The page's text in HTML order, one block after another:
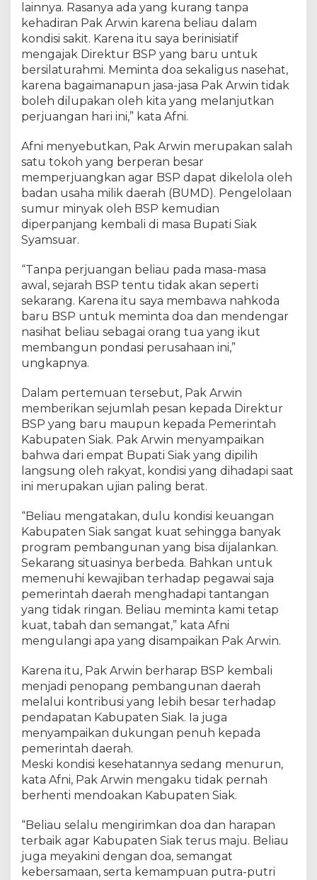
s
a
D
e
p
a
n
P
r
s
a
h
a
a
a
e
r
a
h
lainnya. Rasanya ada yang kurang tanpa
kehadiran Pak Arwin karena beliau dalam
kondisi sakit. Karena itu saya berinisiatif
mengajak Direktur BSP yang baru untuk
bersilaturahmi. Meminta doa sekaligus nasehat,
karena bagaimanapun jasa-jasa Pak Arwin tidak
boleh dilupakan oleh kita yang melanjutkan
perjuangan hari ini,” kata Afni.
Afni menyebutkan, Pak Arwin merupakan salah
satu tokoh yang berperan besar
memperjuangkan agar BSP dapat dikelola oleh
badan usaha milik daerah (BUMD). Pengelolaan
sumur minyak oleh BSP kemudian
diperpanjang kembali di masa Bupati Siak
Syamsuar.
“Tanpa perjuangan beliau pada masa-masa
awal, sejarah BSP tentu tidak akan seperti
sekarang. Karena itu saya membawa nahkoda
baru BSP untuk meminta doa dan mendengar
nasihat beliau sebagai orang tua yang ikut
membangun pondasi perusahaan ini,”
ungkapnya.
Dalam pertemuan tersebut, Pak Arwin
memberikan sejumlah pesan kepada Direktur
BSP yang baru maupun kepada Pemerintah
Kabupaten Siak. Pak Arwin menyampaikan
bahwa dari empat Bupati Siak yang dipilih
langsung oleh rakyat, kondisi yang dihadapi saat
ini merupakan ujian paling berat.
“Beliau mengatakan, dulu kondisi keuangan
Kabupaten Siak sangat kuat sehingga banyak
program pembangunan yang bisa dijalankan.
Sekarang situasinya berbeda. Bahkan untuk
memenuhi kewajiban terhadap pegawai saja
pemerintah daerah menghadapi tantangan
yang tidak ringan. Beliau meminta kami tetap
kuat, tabah dan semangat,” kata Afni
mengulangi apa yang disampaikan Pak Arwin.
Karena itu, Pak Arwin berharap BSP kembali
menjadi penopang pembangunan daerah
melalui kontribusi yang lebih besar terhadap
pendapatan Kabupaten Siak. Ia juga
menyampaikan dukungan penuh kepada
pemerintah daerah.
Meski kondisi kesehatannya sedang menurun,
kata Afni, Pak Arwin mengaku tidak pernah
berhenti mendoakan Kabupaten Siak.
“Beliau selalu mengirimkan doa dan harapan
terbaik agar Kabupaten Siak terus maju. Beliau
juga meyakini dengan doa, semangat
kebersamaan, serta kemampuan putra-putri